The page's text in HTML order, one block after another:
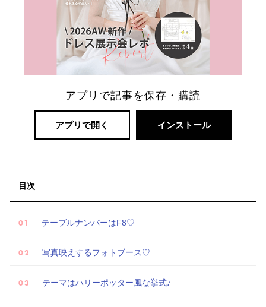
アプリで記事を保存・購読
アプリで開く インストール
目次
テーブルナンバーはF8♡
写真映えするフォトブース♡
テーマはハリーポッター風な挙式♪
リ
ゾ